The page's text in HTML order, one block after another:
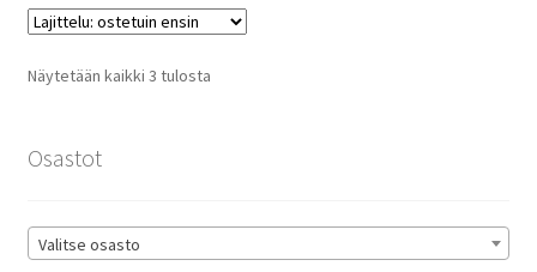
Näytetään kaikki 3 tulostaSuosituimmat
Osastot
Valitse osasto